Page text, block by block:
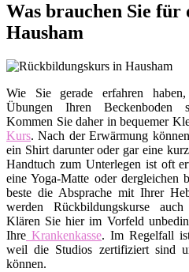
Was brauchen Sie
Hausham
Wie Sie gerade erfahren
Übungen Ihren Beckenboden
Kommen Sie daher in bequemer
Kurs. Nach der Erwärmung
ein Shirt darunter oder gar eine
Handtuch zum Unterlegen ist oft
eine Yoga-Matte oder dergleichen
beste die Absprache mit Ihrer
werden Rückbildungskurse
Klären Sie hier im Vorfeld
Ihre Krankenkasse. Im Regelfall
weil die Studios zertifiziert sind
können.